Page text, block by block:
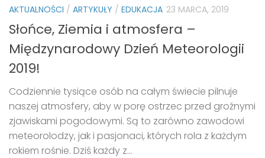
AKTUALNOŚCI / ARTYKUŁY / EDUKACJA 23 MARCA, 2019
Słońce, Ziemia i atmosfera –
Międzynarodowy Dzień Meteorologii
2019!
Codziennie tysiące osób na całym świecie pilnuje
naszej atmosfery, aby w porę ostrzec przed groźnymi
zjawiskami pogodowymi. Są to zarówno zawodowi
meteorolodzy, jak i pasjonaci, których rola z każdym
rokiem rośnie. Dziś każdy z...